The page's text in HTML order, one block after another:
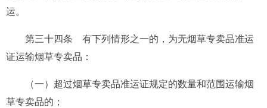
运。
第三十四条 有下列情形之一的，为无烟草专卖品准运
证运输烟草专卖品：
（一）超过烟草专卖品准运证规定的数量和范围运输烟
草专卖品的；